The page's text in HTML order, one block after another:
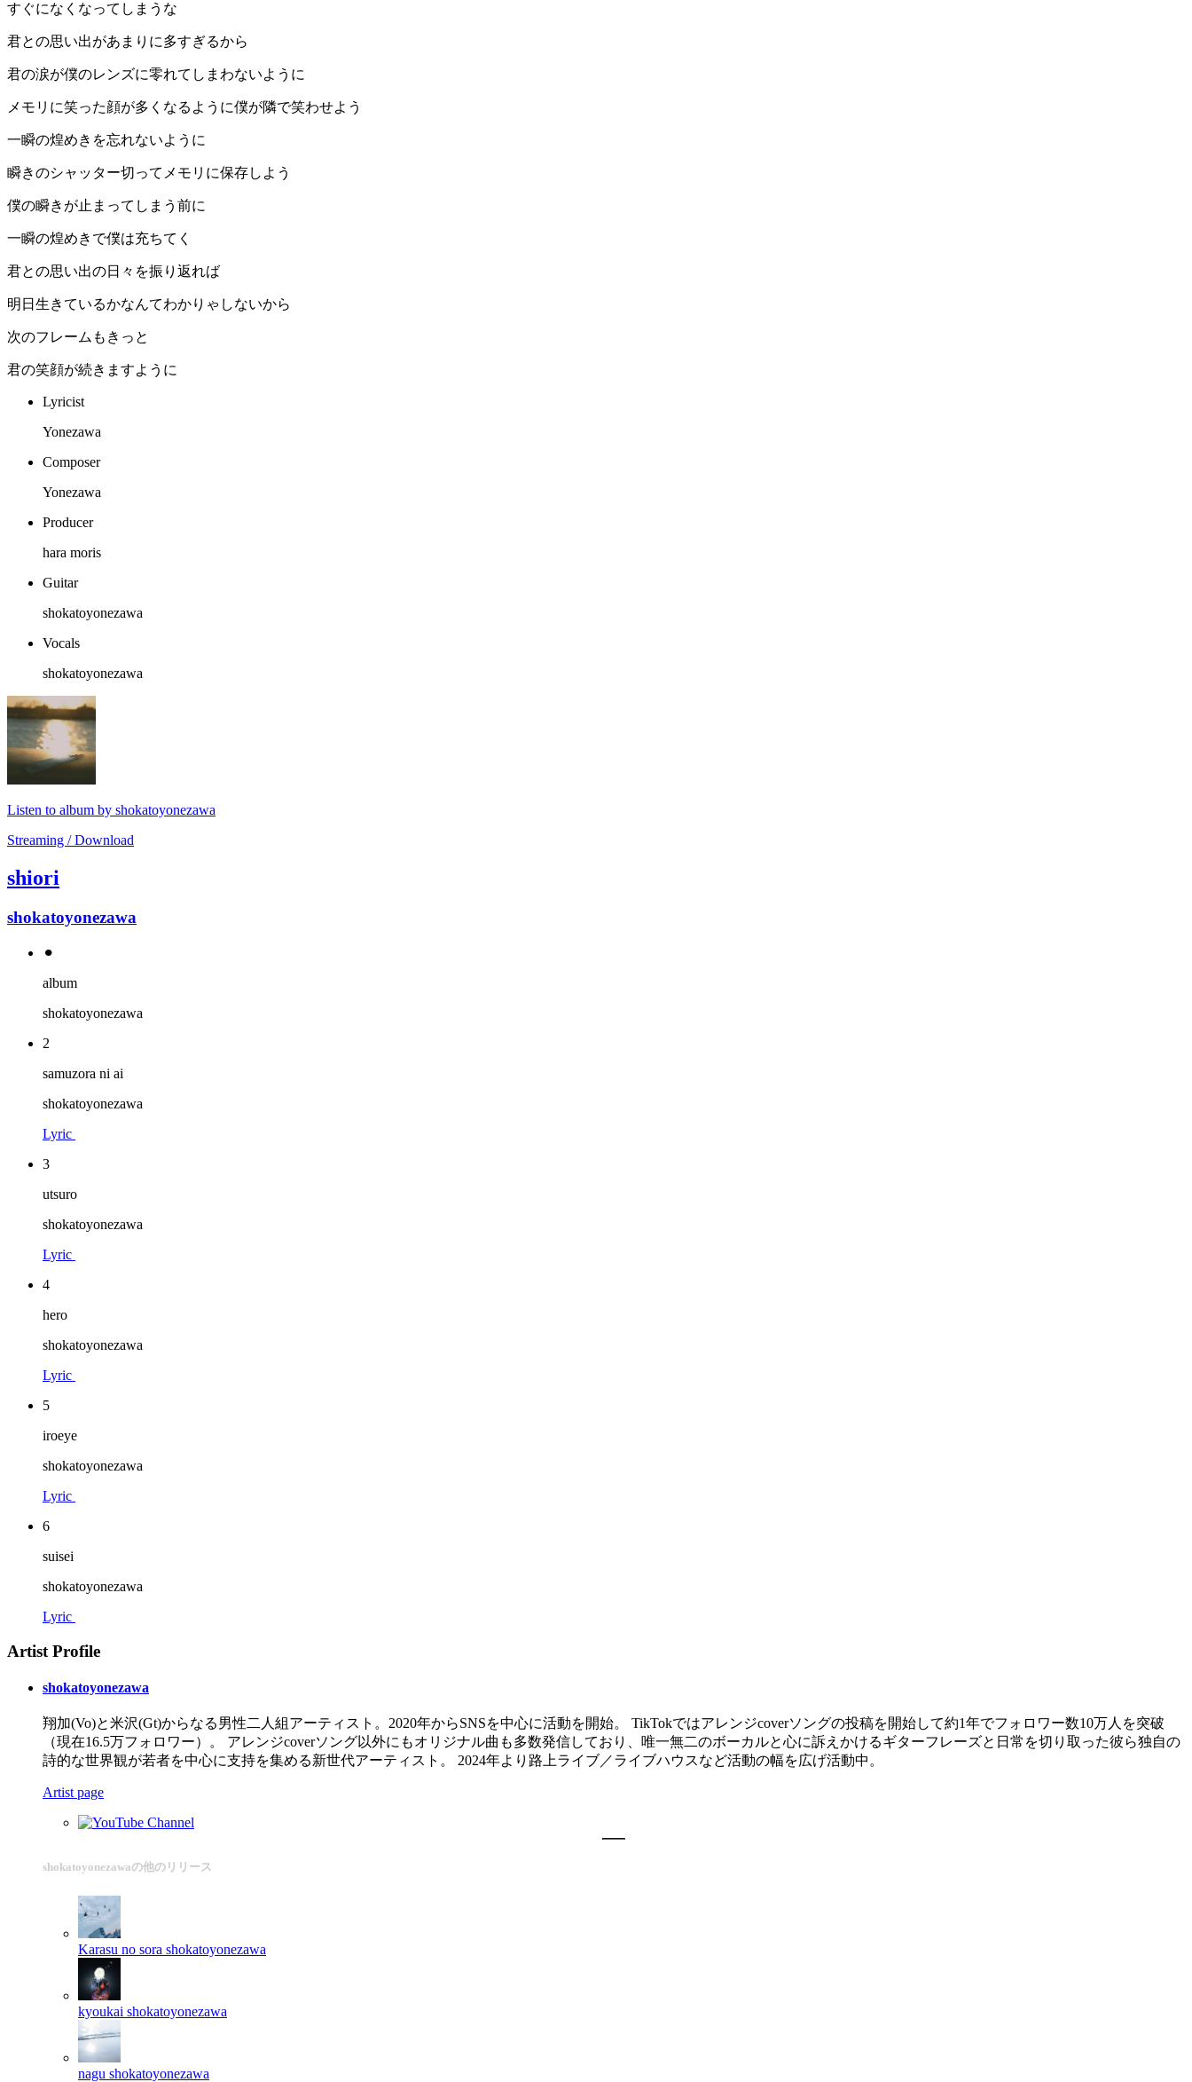
すぐになくなってしまうな
君との思い出があまりに多すぎるから
君の涙が僕のレンズに零れてしまわないように
メモリに笑った顔が多くなるように僕が隣で笑わせよう
一瞬の煌めきを忘れないように
瞬きのシャッター切ってメモリに保存しよう
僕の瞬きが止まってしまう前に
一瞬の煌めきで僕は充ちてく
君との思い出の日々を振り返れば
明日生きているかなんてわかりゃしないから
次のフレームもきっと
君の笑顔が続きますように
Lyricist
Yonezawa
Composer
Yonezawa
Producer
hara moris
Guitar
shokatoyonezawa
Vocals
shokatoyonezawa
Listen to album by shokatoyonezawa
Streaming / Download
shiori
shokatoyonezawa
⚫︎
album
shokatoyonezawa
2
samuzora ni ai
shokatoyonezawa
Lyric
3
utsuro
shokatoyonezawa
Lyric
4
hero
shokatoyonezawa
Lyric
5
iroeye
shokatoyonezawa
Lyric
6
suisei
shokatoyonezawa
Lyric
Artist Profile
shokatoyonezawa
翔加(Vo)と米沢(Gt)からなる男性二人組アーティスト。2020年からSNSを中心に活動を開始。 TikTokではアレンジcoverソングの投稿を開始して約1年でフォロワー数10万人を突破
（現在16.5万フォロワー）。 アレンジcoverソング以外にもオリジナル曲も多数発信しており、唯一無二のボーカルと心に訴えかけるギターフレーズと日常を切り取った彼ら独自の
詩的な世界観が若者を中心に支持を集める新世代アーティスト。 2024年より路上ライブ／ライブハウスなど活動の幅を広げ活動中。
Artist page
shokatoyonezawaの他のリリース
Karasu no sora shokatoyonezawa
kyoukai shokatoyonezawa
nagu shokatoyonezawa